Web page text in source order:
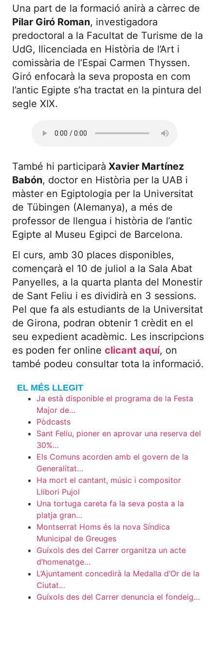
Una part de la formació anirà a càrrec de
Pilar Giró Roman, investigadora
predoctoral a la Facultat de Turisme de la
UdG, llicenciada en Història de l’Art i
comissària de l’Espai Carmen Thyssen.
Giró enfocarà la seva proposta en com
l’antic Egipte s’ha tractat en la pintura del
segle XIX.
També hi participarà Xavier Martínez
Babón, doctor en Història per la UAB i
màster en Egiptologia per la Universitat
de Tübingen (Alemanya), a més de
professor de llengua i història de l’antic
Egipte al Museu Egipci de Barcelona.
El curs, amb 30 places disponibles,
començarà el 10 de juliol a la Sala Abat
Panyelles, a la quarta planta del Monestir
de Sant Feliu i es dividirà en 3 sessions.
Pel que fa als estudiants de la Universitat
de Girona, podran obtenir 1 crèdit en el
seu expedient acadèmic. Les inscripcions
es poden fer online clicant aquí, on
també podeu consultar tota la informació.
EL MÉS LLEGIT
Ja està disponible el programa de la Festa
Major de…
Pòdcasts
Sant Feliu, pioner en aprovar una reserva del
30%…
Els Comuns acorden amb el govern de la
Generalitat…
Ha mort el cantant, músic i compositor
Llibori Pujol
Una tortuga careta fa la seva posta a la
platja gran…
Montserrat Homs és la nova Síndica
Municipal de Greuges
Guíxols des del Carrer organitza un acte
d’homenatge…
L’Ajuntament concedirà la Medalla d’Or de la
Ciutat…
Guíxols des del Carrer denuncia el fondeig…